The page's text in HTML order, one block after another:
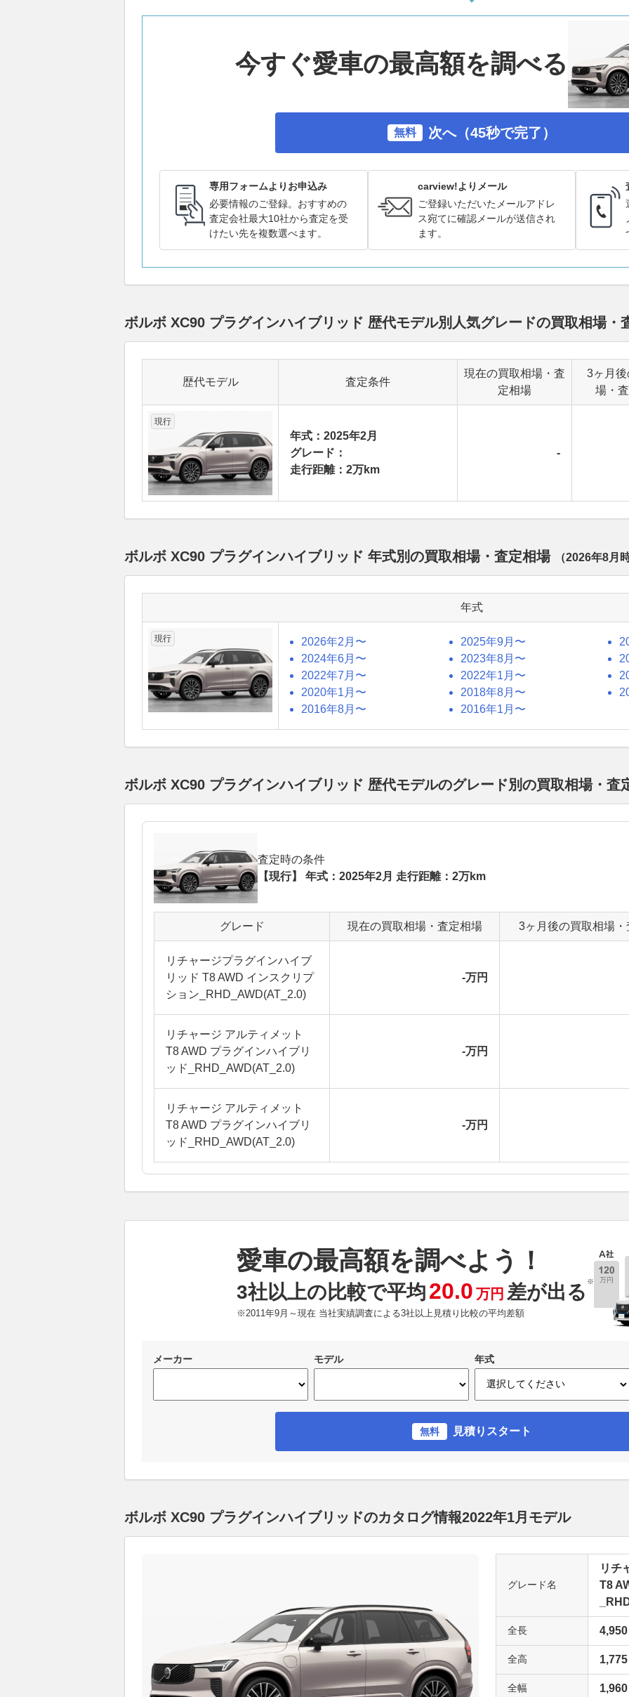
今すぐ愛車の最高額を調べる
無料 次へ（45秒で完了）
専用フォームよりお申込み
必要情報のご登録。おすすめの
査定会社最大10社から査定を受
けたい先を複数選べます。
carview!よりメール
ご登録いただいたメールアドレ
ス宛てに確認メールが送信され
ます。
ボルボ XC90 プラグインハイブリッド 歴代モデル別人気グレードの買取相場・
歴代モデル 査定条件
現在の買取相場・査
定相場
3ヶ月
場・
現行
年式：2025年2月
グレード：
走行距離：2万km
-
ボルボ XC90 プラグインハイブリッド 年式別の買取相場・査定相場 （2026年8月
年式
現行 2026年2月〜 2025年9月〜
2024年6月〜
2023年8月〜
2022年7月〜
2022年1月〜
2020年1月〜
2018年8月〜
2016年8月〜
2016年1月〜
ボルボ XC90 プラグインハイブリッド 歴代モデルのグレード別の買取相場・査
査定時の条件
【現行】 年式：2025年2月 走行距離：2万km
グレード 現在の買取相場・査定相場 3ヶ月後の買取相場・
リチャージプラグインハイブ
リッド T8 AWD インスクリプ
ション_RHD_AWD(AT_2.0)
-万円
リチャージ アルティメット
T8 AWD プラグインハイブリ
ッド_RHD_AWD(AT_2.0)
-万円
リチャージ アルティメット
T8 AWD プラグインハイブリ
ッド_RHD_AWD(AT_2.0)
-万円
愛車の最高額を調べよう！
3社以上の比較で平均20.0 万円 差が出る ※
※2011年9月～現在 当社実績調査による3社以上見積り比較の平均差額
メーカー モデル 年式
無料 見積りスタート
ボルボ XC90 プラグインハイブリッドのカタログ情報2022年1月モデル
グレード名
リチ
T8
全長 4,950
全高 1,775
全幅 1,960